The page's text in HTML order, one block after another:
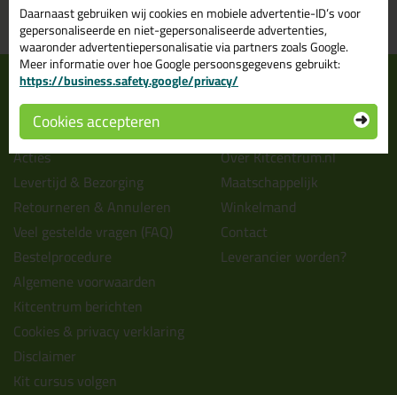
Grootste assortiment
uit voorraad leverbaar
PostNL afhaalpunt: kies zelf
wanneer je afhaalt
Informatie
Tips en tricks
Keuzehulpen
Acties
Levertijd & Bezorging
Retourneren & Annuleren
Veel gestelde vragen (FAQ)
Bestelprocedure
Algemene voorwaarden
Kitcentrum berichten
Cookies & privacy verklaring
Disclaimer
Kit cursus volgen
Over ons
Wie wij zijn?
Vacatures bij kitcentrum.nl
Over Kitcentrum.nl
Maatschappelijk
Winkelmand
Contact
Leverancier worden?
Daarnaast gebruiken wij cookies en mobiele advertentie-ID’s voor
gepersonaliseerde en niet-gepersonaliseerde advertenties,
waaronder advertentiepersonalisatie via partners zoals Google.
Meer informatie over hoe Google persoonsgegevens gebruikt:
https://business.safety.google/privacy/
Cookies accepteren